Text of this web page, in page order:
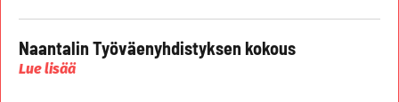
Naantalin Työväenyhdistyksen kokous
Lue lisää